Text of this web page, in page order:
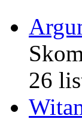
26